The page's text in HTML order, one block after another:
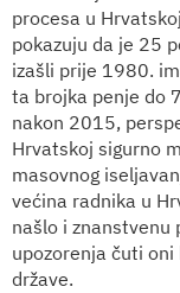
procesa u
pokazuju da je 25
izašli prije 1980.
ta brojka penje do
nakon 2015,
Hrvatskoj sigurno
masovnog
većina radnika u
našlo i znanstvenu
upozorenja čuti
države.